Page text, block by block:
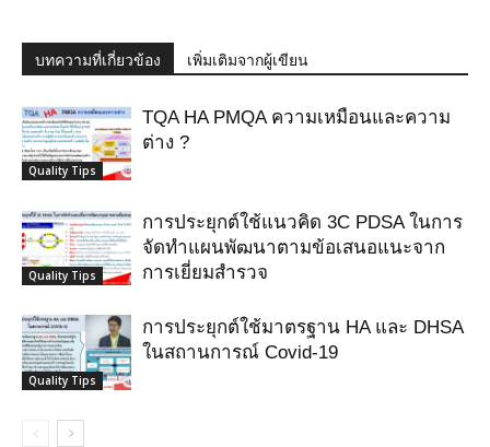
บทความที่เกี่ยวข้อง เพิ่มเติมจากผู้เขียน
Quality Tips
TQA HA PMQA ความเหมือนและความ
ต่าง ?
Quality Tips
การประยุกต์ใช้แนวคิด 3C PDSA ในการ
จัดทำแผนพัฒนาตามข้อเสนอแนะจาก
การเยี่ยมสำรวจ
Quality Tips
การประยุกต์ใช้มาตรฐาน HA และ DHSA
ในสถานการณ์ Covid-19